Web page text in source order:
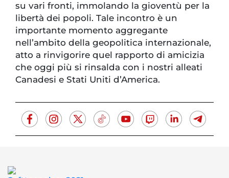
su vari fronti, immolando la gioventù per la
libertà dei popoli. Tale incontro è un
importante momento aggregante
nell’ambito della geopolitica internazionale,
atto a rinvigorire quel rapporto di amicizia
che oggi più si rinsalda con i nostri alleati
Canadesi e Stati Uniti d’America.